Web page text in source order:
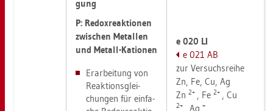
gung
P: Re­dox­re­ak­tio­nen
zwi­schen Me­tal­len
und Me­tall-Kat­io­nen
Er­ar­bei­tung von
Re­ak­ti­ons­glei­
chun­gen für ein­fa­
e 020 LI
e 021 AB
zur Ver­suchs­rei­he
Zn, Fe, Cu, Ag
Zn 2+ , Fe 2+ , Cu
2+ , Ag +